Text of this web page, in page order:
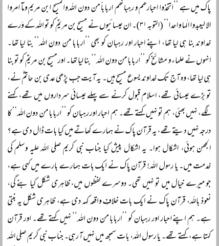
پاک میں ہے ’’اتخذوا احبارھم و رہبانھم ارباباً‌ من دون اللہ والمسیح ابن مریم ومآ امروا
الا لیعبدوا الٰہا واحدا‘‘ (التوبہ ۳۱)۔ ان عیسائیوں نے مسیح بن مریمؑ کو تو اللہ کے وَرے
خداوند بنا ہی لیا تھا، اپنے احبار اور رہبان کو بھی ’’اربابا من دون اللہ‘‘ بنا لیا تھا۔
انہوں نے علماء و مشائخ کو ’’اربابا من دون اللہ‘‘ بنا لیا تھا۔ اور مسیح بن مریمؑ کو تو بنا
ہی لیا تھا، وہ آج تک خداوند یسوع مسیح ہیں۔ یہ آیت جب پڑھی عدی بن حاتمؓ نے،
تو بڑے عیسائی تھے، اسلام قبول کرنے سے پہلے عیسائی سرداروں میں تھے، کہنے
لگے، نہیں بھئی، ہم تو نہیں کہتے تھے۔ ہم احبار اور رہبان کو ’’اربابا من دون اللہ‘‘ کا
درجہ نہیں دیتے تھے، یہ قرآن پاک نے ہمارے کھاتے میں کیا بات ڈال دی ہے؟
الجھن ہوئی، اشکال ہوا۔ یہ اشکال پیش کیا جناب نبی کریم صلی اللہ علیہ وسلم کی
خدمت میں۔ یا رسول اللہ! قرآن پاک نے ایک بات ہمارے بارے میں کہی ہے،
جو میرے خیال میں تو نہیں تھی۔ دوسرے لفظوں میں، ظاہری شکل کیا بنے گی،
نعوذ باللہ، قرآن پاک نے ایک بات خلافِ واقعہ کہہ دی ہے، ظاہری شکل یہ بنتی
ہے۔ ہم اپنے احبار اور رہبان کو ’’اربابا من دون اللہ‘‘ نہیں کہتے تھے۔ اور قرآن
کہتا ہے، کہتے تھے۔ یا رسول اللہ، بات سمجھ میں نہیں آ رہی۔ جناب نبی کریم صلی اللہ